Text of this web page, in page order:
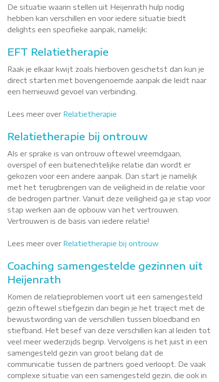
De situatie waarin stellen uit Heijenrath hulp nodig
hebben kan verschillen en voor iedere situatie biedt
delights een specifieke aanpak, namelijk:
EFT Relatietherapie
Raak je elkaar kwijt zoals hierboven geschetst dan kun je
direct starten met bovengenoemde aanpak die leidt naar
een hernieuwd gevoel van verbinding.
Lees meer over Relatietherapie
Relatietherapie bij ontrouw
Als er sprake is van ontrouw oftewel vreemdgaan,
overspel of een buitenechtelijke relatie dan wordt er
gekozen voor een andere aanpak. Dan start je namelijk
met het terugbrengen van de veiligheid in de relatie voor
de bedrogen partner. Vanuit deze veiligheid ga je stap voor
stap werken aan de opbouw van het vertrouwen.
Vertrouwen is de basis van iedere relatie!
Lees meer over Relatietherapie bij ontrouw
Coaching samengestelde gezinnen uit
Heijenrath
Komen de relatieproblemen voort uit een samengesteld
gezin oftewel stiefgezin dan begin je het traject met de
bewustwording van de verschillen tussen bloedband en
stiefband. Het besef van deze verschillen kan al leiden tot
veel meer wederzijds begrip. Vervolgens is het juist in een
samengesteld gezin van groot belang dat de
communicatie tussen de partners goed verloopt. De vaak
complexe situatie van een samengesteld gezin, die ook in